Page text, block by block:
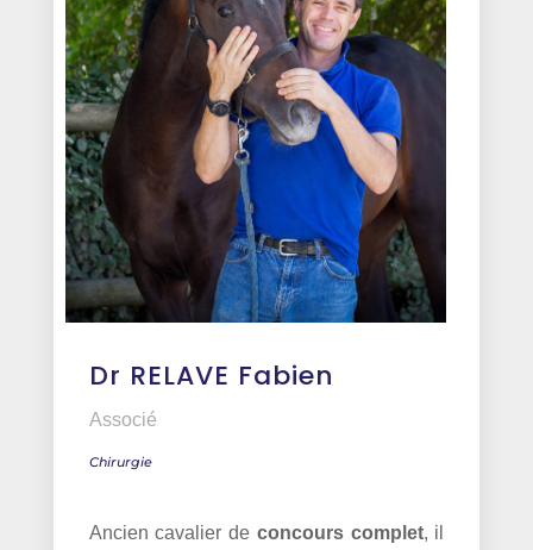
Dr RELAVE Fabien
Associé
Chirurgie
Ancien cavalier de concours complet, il